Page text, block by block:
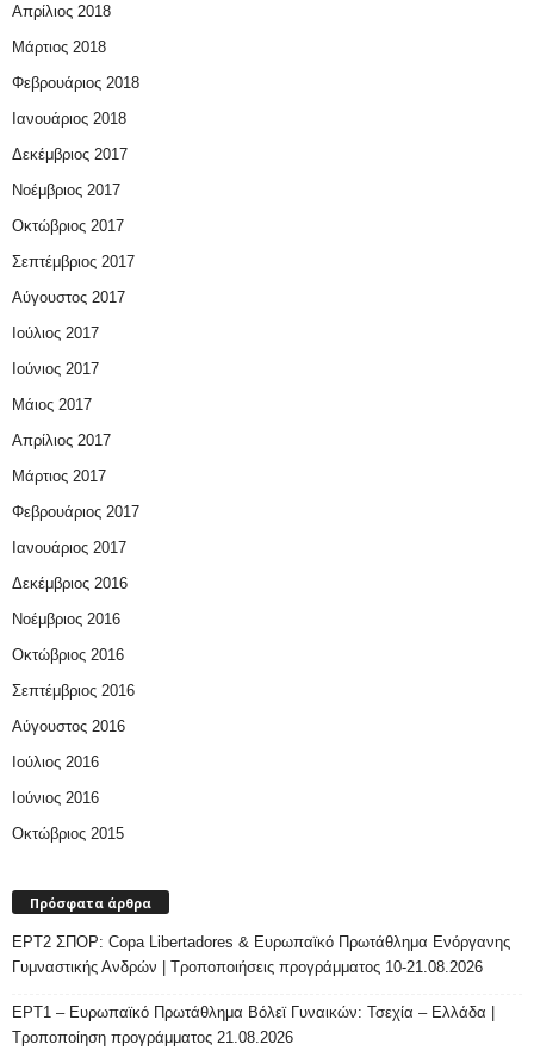
Απρίλιος 2018
Μάρτιος 2018
Φεβρουάριος 2018
Ιανουάριος 2018
Δεκέμβριος 2017
Νοέμβριος 2017
Οκτώβριος 2017
Σεπτέμβριος 2017
Αύγουστος 2017
Ιούλιος 2017
Ιούνιος 2017
Μάιος 2017
Απρίλιος 2017
Μάρτιος 2017
Φεβρουάριος 2017
Ιανουάριος 2017
Δεκέμβριος 2016
Νοέμβριος 2016
Οκτώβριος 2016
Σεπτέμβριος 2016
Αύγουστος 2016
Ιούλιος 2016
Ιούνιος 2016
Οκτώβριος 2015
Πρόσφατα άρθρα
ΕΡΤ2 ΣΠΟΡ: Copa Libertadores & Ευρωπαϊκό Πρωτάθλημα Ενόργανης
Γυμναστικής Ανδρών | Τροποποιήσεις προγράμματος 10-21.08.2026
ΕΡΤ1 – Ευρωπαϊκό Πρωτάθλημα Βόλεϊ Γυναικών: Τσεχία – Ελλάδα |
Τροποποίηση προγράμματος 21.08.2026